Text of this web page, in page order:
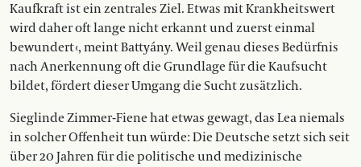
Kaufkraft ist ein zentrales Ziel. Etwas mit Krankheitswert
wird daher oft lange nicht erkannt und zuerst einmal
bewundert ‹, meint Battyány. Weil genau dieses Bedürfnis
nach Anerkennung oft die Grundlage für die Kaufsucht
bildet, fördert dieser Umgang die Sucht zusätzlich.
Sieglinde Zimmer-Fiene hat etwas gewagt, das Lea niemals
in solcher Offenheit tun würde: Die Deutsche setzt sich seit
über 20 Jahren für die politische und medizinische